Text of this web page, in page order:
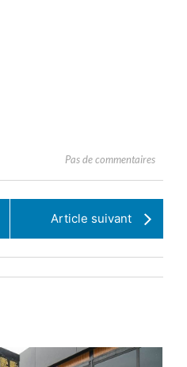
Pas de commentaires
Article suivant